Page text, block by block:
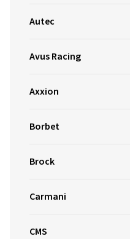
Autec
Avus Racing
Axxion
Borbet
Brock
Carmani
CMS